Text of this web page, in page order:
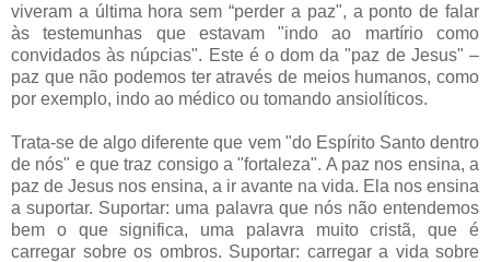
viveram a última hora sem “perder a paz", a ponto de falar
às testemunhas que estavam "indo ao martírio como
convidados às núpcias". Este é o dom da "paz de Jesus" –
paz que não podemos ter através de meios humanos, como
por exemplo, indo ao médico ou tomando ansiolíticos.
Trata-se de algo diferente que vem "do Espírito Santo dentro
de nós" e que traz consigo a "fortaleza". A paz nos ensina, a
paz de Jesus nos ensina, a ir avante na vida. Ela nos ensina
a suportar. Suportar: uma palavra que nós não entendemos
bem o que significa, uma palavra muito cristã, que é
carregar sobre os ombros. Suportar: carregar a vida sobre